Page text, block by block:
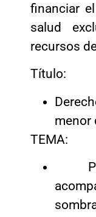
financiar
salud
recursos
Título:
menor
TEMA: